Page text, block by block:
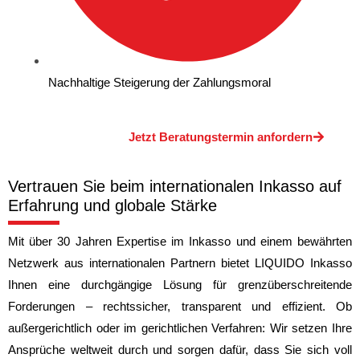
Nachhaltige Steigerung der Zahlungsmoral
Jetzt Beratungstermin anfordern
Vertrauen Sie beim internationalen Inkasso auf
Erfahrung und globale Stärke
Mit über 30 Jahren Expertise im Inkasso und einem bewährten
Netzwerk aus internationalen Partnern bietet LIQUIDO Inkasso
Ihnen eine durchgängige Lösung für grenzüberschreitende
Forderungen – rechtssicher, transparent und effizient. Ob
außergerichtlich oder im gerichtlichen Verfahren: Wir setzen Ihre
Ansprüche weltweit durch und sorgen dafür, dass Sie sich voll